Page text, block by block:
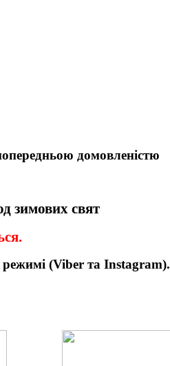
домовленістю
зимових свят
режимі (Viber та Instagram).